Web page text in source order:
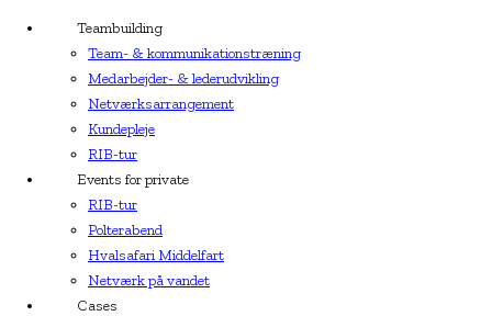
Teambuilding
Team- & kommunikationstræning
Medarbejder- & lederudvikling
Netværksarrangement
Kundepleje
RIB-tur
Events for private
RIB-tur
Polterabend
Hvalsafari Middelfart
Netværk på vandet
Cases